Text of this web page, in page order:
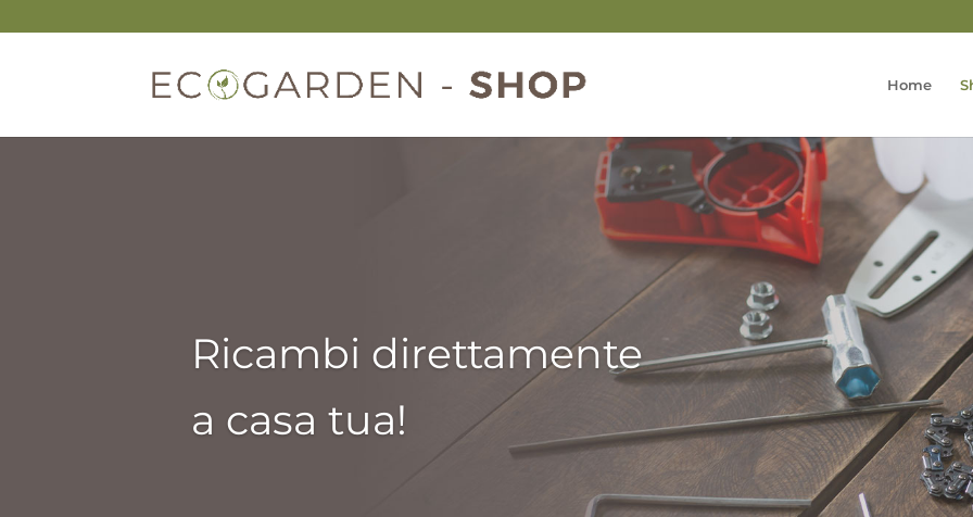
Home
Ricambi direttamente
a casa tua!